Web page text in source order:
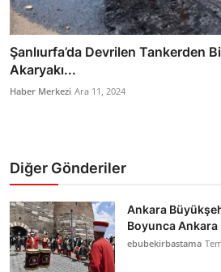
Şanlıurfa’da Devrilen Tankerden
Akaryakı...
Haber Merkezi Ara 11, 2024
Diğer Gönderiler
Ankara
Boyunca Ankara
ebubekirbastama